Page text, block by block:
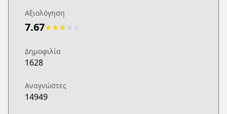
Αξιολόγηση
7.67★★★
Δημοφιλία
1628
Αναγνώστες
14949